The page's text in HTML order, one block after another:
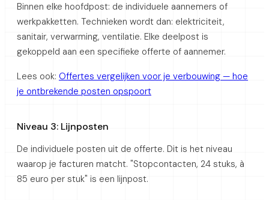
Binnen elke hoofdpost: de individuele aannemers of
werkpakketten. Technieken wordt dan: elektriciteit,
sanitair, verwarming, ventilatie. Elke deelpost is
gekoppeld aan een specifieke offerte of aannemer.
Lees ook: Offertes vergelijken voor je verbouwing — hoe
je ontbrekende posten opspoort
Niveau 3: Lijnposten
De individuele posten uit de offerte. Dit is het niveau
waarop je facturen matcht. "Stopcontacten, 24 stuks, à
85 euro per stuk" is een lijnpost.